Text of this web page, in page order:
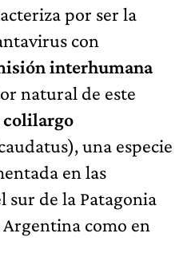
por ser la
con
interhumana
natural de este
una especie
en las
sur de la Patagonia
como en